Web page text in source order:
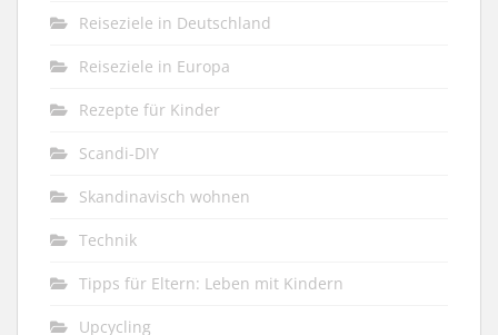
Reiseziele in Deutschland
Reiseziele in Europa
Rezepte für Kinder
Scandi-DIY
Skandinavisch wohnen
Technik
Tipps für Eltern: Leben mit Kindern
Upcycling